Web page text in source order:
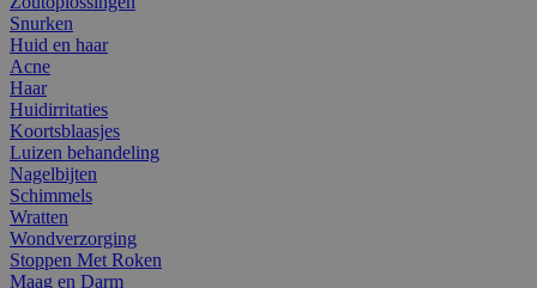
Snurken
Huid en haar
Acne
Haar
Huidirritaties
Koortsblaasjes
Luizen behandeling
Nagelbijten
Schimmels
Wratten
Wondverzorging
Stoppen Met Roken
Maag en Darm